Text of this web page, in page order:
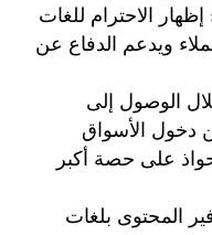
إظهار الاحترام للغات
ويدعم الدفاع عن
الوصول إلى
دخول الأسواق
على حصة أكبر
المحتوى بلغات